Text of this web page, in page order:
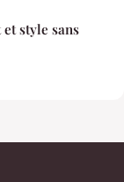
style sans